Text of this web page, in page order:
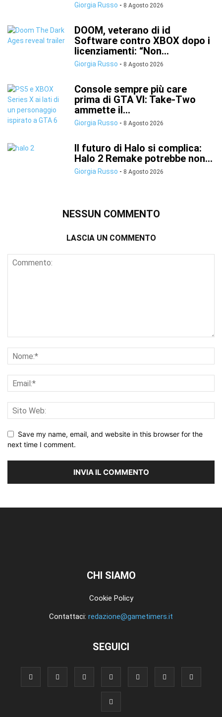
Giorgia Russo - 8 Agosto 2026
DOOM, veterano di id
Software contro XBOX dopo i
licenziamenti: “Non...
Giorgia Russo - 8 Agosto 2026
Console sempre più care
prima di GTA VI: Take-Two
ammette il...
Giorgia Russo - 8 Agosto 2026
Il futuro di Halo si complica:
Halo 2 Remake potrebbe non...
Giorgia Russo - 8 Agosto 2026
NESSUN COMMENTO
LASCIA UN COMMENTO
Save my name, email, and website in this browser for the
next time I comment.
CHI SIAMO
Cookie Policy
Contattaci: redazione@gametimers.it
SEGUICI